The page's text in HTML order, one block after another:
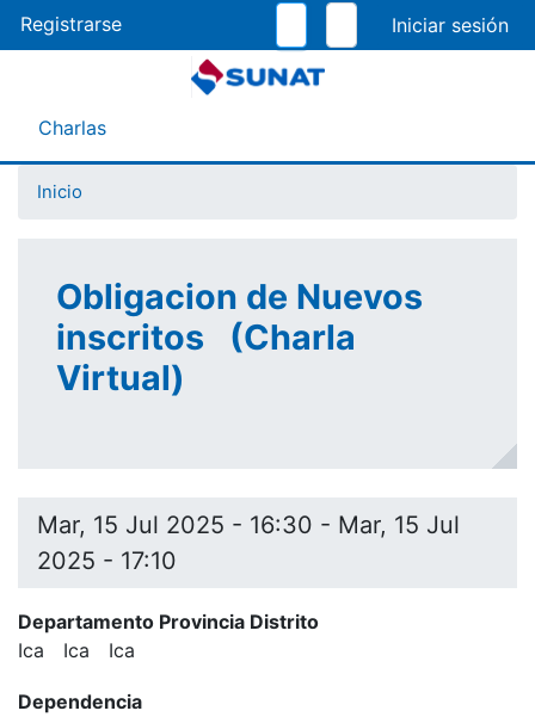
al
contenido
Registrarse
Menú Asistente
Charlas
Inicio
Obligacion de Nuevos
inscritos (Charla
Virtual)
Mar, 15 Jul 2025 - 16:30 - Mar, 15 Jul
2025 - 17:10
Departamento Provincia Distrito
Ica
Ica Ica
Dependencia